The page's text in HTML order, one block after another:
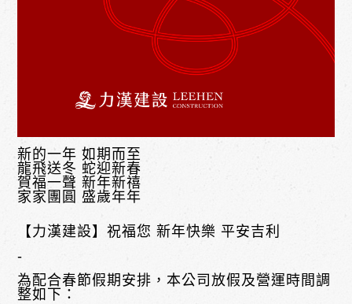
新的一年 如期而至
龍飛送冬 蛇迎新春
賀福一聲 新年新禧
家家團圓 盛歲年年
【力漢建設】祝福您 新年快樂 平安吉利
-
為配合春節假期安排，本公司放假及營運時間調
整如下：